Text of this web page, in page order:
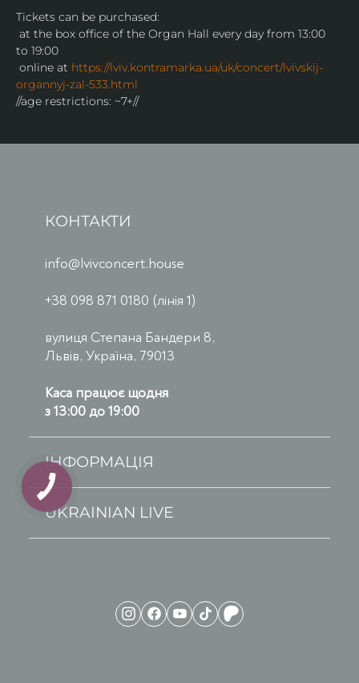
Tickets can be purchased:
at the box office of the Organ Hall every day from 13:00
to 19:00
online at https://lviv.kontramarka.ua/uk/concert/lvivskij-
organnyj-zal-533.html
//age restrictions: ~7+//
КОНТАКТИ
info@lvivconcert.house
+38 098 871 0180 (лінія 1)
вулиця Степана Бандери 8,
Львів, Україна, 79013
Каса працює щодня
з 13:00 до 19:00
ІНФОРМАЦІЯ
UKRAINIAN LIVE